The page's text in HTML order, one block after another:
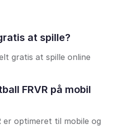
at spille?
gratis at spille online
FRVR på mobil
er optimeret til mobile og